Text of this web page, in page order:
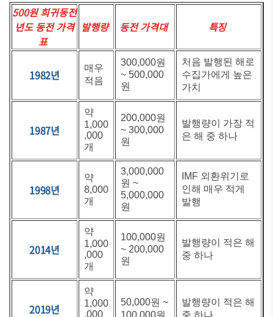
500원 희귀동전
년도 동전 가격
표
발행량 동전 가격대 특징
1982년
매우
적음
300,000원
~ 500,000
원
처음 발행된 해로
수집가에게 높은
가치
1987년
약
1,000
,000
개
200,000원
~ 300,000
원
발행량이 가장 적
은 해 중 하나
1998년
약
8,000
개
3,000,000
원 ~
5,000,000
원
IMF 외환위기로
인해 매우 적게
발행
2014년
약
1,000
,000
개
100,000원
~ 200,000
원
발행량이 적은 해
중 하나
2019년
약
1,000
,000
50,000원 ~
발행량이 적은 해